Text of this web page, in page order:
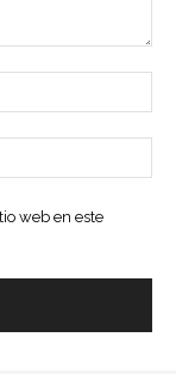
web en este